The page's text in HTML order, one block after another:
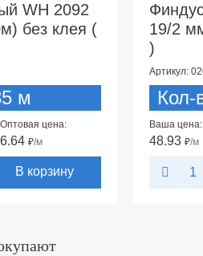
WH 2092
без клея (
м
Оптовая цена:
6.64₽/м
В корзину
19/2
)
Артикул:
Кол-
Ваша цена:
48.93 ₽/м